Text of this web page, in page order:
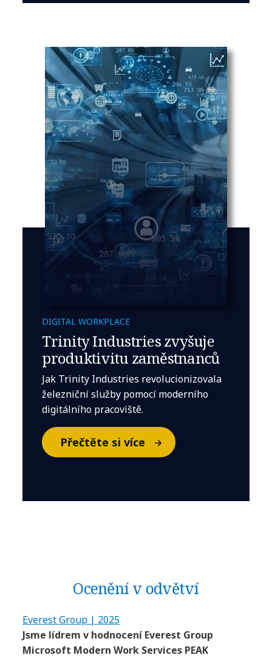
DIGITAL WORKPLACE
Trinity Industries zvyšuje
produktivitu zaměstnanců
Jak Trinity Industries revolucionizovala
železniční služby pomocí moderního
digitálního pracoviště.
Přečtěte si více
Ocenění v odvětví
Everest Group | 2025
Jsme lídrem v hodnocení Everest Group
Microsoft Modern Work Services PEAK